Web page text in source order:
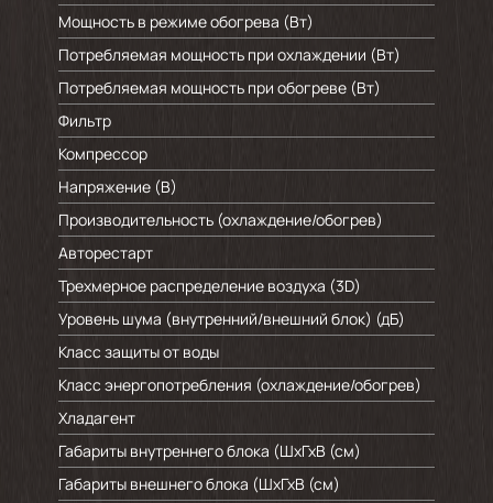
Мощность в режиме обогрева (Вт)
Потребляемая мощность при охлаждении (Вт)
Потребляемая мощность при обогреве (Вт)
Фильтр
Компрессор
Напряжение (В)
Производительность (охлаждение/обогрев)
Авторестарт
Трехмерное распределение воздуха (3D)
Уровень шума (внутренний/внешний блок) (дБ)
Класс защиты от воды
Класс энергопотребления (охлаждение/обогрев)
Хладагент
Габариты внутреннего блока (ШхГхВ (см)
Габариты внешнего блока (ШхГхВ (см)